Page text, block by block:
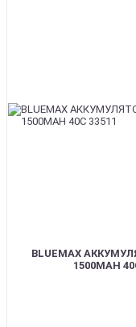
BLUEMAX
1500MAH